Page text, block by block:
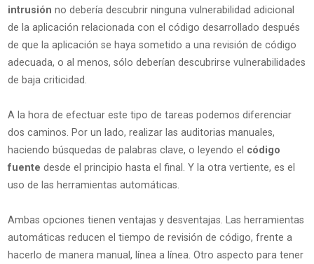
intrusión no debería descubrir ninguna vulnerabilidad adicional
de la aplicación relacionada con el código desarrollado después
de que la aplicación se haya sometido a una revisión de código
adecuada, o al menos, sólo deberían descubrirse vulnerabilidades
de baja criticidad.
A la hora de efectuar este tipo de tareas podemos diferenciar
dos caminos. Por un lado, realizar las auditorias manuales,
haciendo búsquedas de palabras clave, o leyendo el código
fuente desde el principio hasta el final. Y la otra vertiente, es el
uso de las herramientas automáticas.
Ambas opciones tienen ventajas y desventajas. Las herramientas
automáticas reducen el tiempo de revisión de código, frente a
hacerlo de manera manual, línea a línea. Otro aspecto para tener